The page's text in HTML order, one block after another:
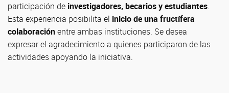
participación de investigadores, becarios y estudiantes.
Esta experiencia posibilita el inicio de una fructífera
colaboraciónentre ambas instituciones. Se desea
expresar el agradecimiento a quienes participaron de las
actividades apoyando la iniciativa.